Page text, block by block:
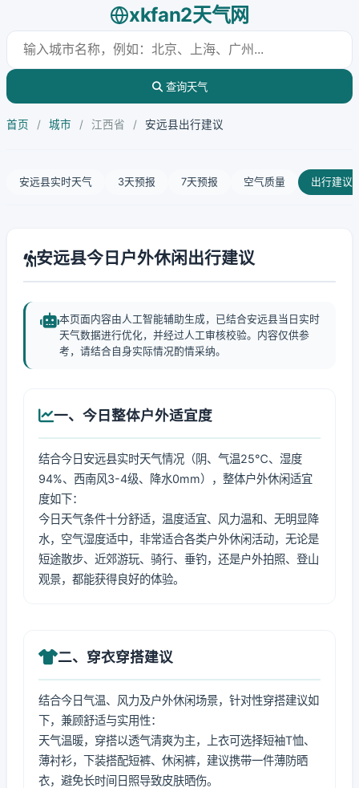
xkfan2天气网
查询天气
首页 / 城市 / 江西省 / 安远县出行建议
安远县实时天气 3天预报 7天预报 空气质量 出行建议
安远县今日户外休闲出行建议
本页面内容由人工智能辅助生成，已结合安远县当日实时
天气数据进行优化，并经过人工审核校验。内容仅供参
考，请结合自身实际情况酌情采纳。
一、今日整体户外适宜度
结合今日安远县实时天气情况（阴、气温25℃、湿度
94%、西南风3-4级、降水0mm），整体户外休闲适宜
度如下：
今日天气条件十分舒适，温度适宜、风力温和、无明显降
水，空气湿度适中，非常适合各类户外休闲活动，无论是
短途散步、近郊游玩、骑行、垂钓，还是户外拍照、登山
观景，都能获得良好的体验。
二、穿衣穿搭建议
结合今日气温、风力及户外休闲场景，针对性穿搭建议如
下，兼顾舒适与实用性：
天气温暖，穿搭以透气清爽为主，上衣可选择短袖T恤、
薄衬衫，下装搭配短裤、休闲裤，建议携带一件薄防晒
衣，避免长时间日照导致皮肤晒伤。